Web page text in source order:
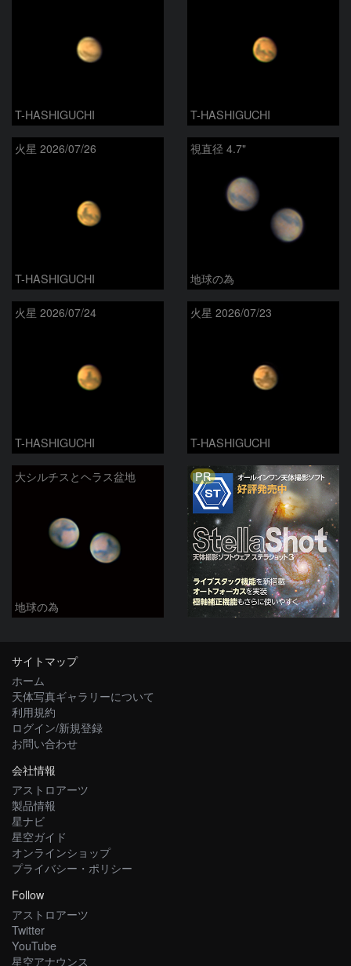
T-HASHIGUCHI T-HASHIGUCHI
火星 2026/07/26
T-HASHIGUCHI
視直径 4.7"
地球の為
火星 2026/07/24
T-HASHIGUCHI
火星 2026/07/23
T-HASHIGUCHI
大シルチスとヘラス盆地
地球の為
PR
サイトマップ
ホーム
天体写真ギャラリーについて
利用規約
ログイン/新規登録
お問い合わせ
会社情報
アストロアーツ
製品情報
星ナビ
星空ガイド
オンラインショップ
プライバシー・ポリシー
Follow
アストロアーツ
Twitter
YouTube
星空アナウンス